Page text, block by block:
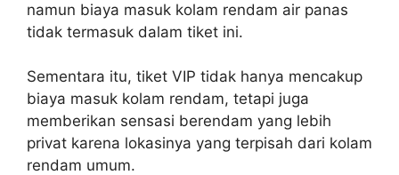
namun biaya masuk kolam rendam air panas
tidak termasuk dalam tiket ini.
Sementara itu, tiket VIP tidak hanya mencakup
biaya masuk kolam rendam, tetapi juga
memberikan sensasi berendam yang lebih
privat karena lokasinya yang terpisah dari kolam
rendam umum.